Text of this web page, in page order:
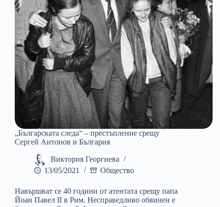
„Българската следа“ – престъпление срещу
Сергей Антонов и България
Виктория Георгиева
13/05/2021
Общество
Навършват се 40 години от атентата срещу папа
Йоан Павел II в Рим. Несправедливо обвинен е